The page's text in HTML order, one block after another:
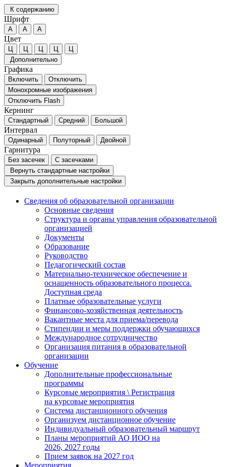
К содержанию
Шрифт
А А А
Цвет
Ц Ц Ц Ц
Ц
Дополнительно
Графика
Включить
Отключить
Монохромные изображения
Отключить Flash
Кернинг
Стандартный Средний Большой
Интервал
Одинарный Полуторный Двойной
Гарнитура
Без засечек
С засечками
Вернуть стандартные настройки
Закрыть дополнительные настройки
Сведения об образовательной организации
Основные сведения
Структура и органы управления образовательной
организацией
Документы
Образование
Руководство
Педагогический состав
Материально-техническое обеспечение и
оснащенность образовательного процесса.
Доступная среда
Платные образовательные услуги
Финансово-хозяйственная деятельность
Вакантные места для приема/перевода
Стипендии и меры поддержки обучающихся
Международное сотрудничество
Организация питания в образовательной
организации
Обучение
Дополнительные профессиональные
программы
Курсовые мероприятия \ Регистрация
на курсовые мероприятия
Система дистанционного обучения
Организуем дистанционное обучение
Индивидуальный образовательный маршрут
Планы мероприятий АО ИОО на
2026, 2027 годы
Прием заявок на 2027 год
Мероприятия